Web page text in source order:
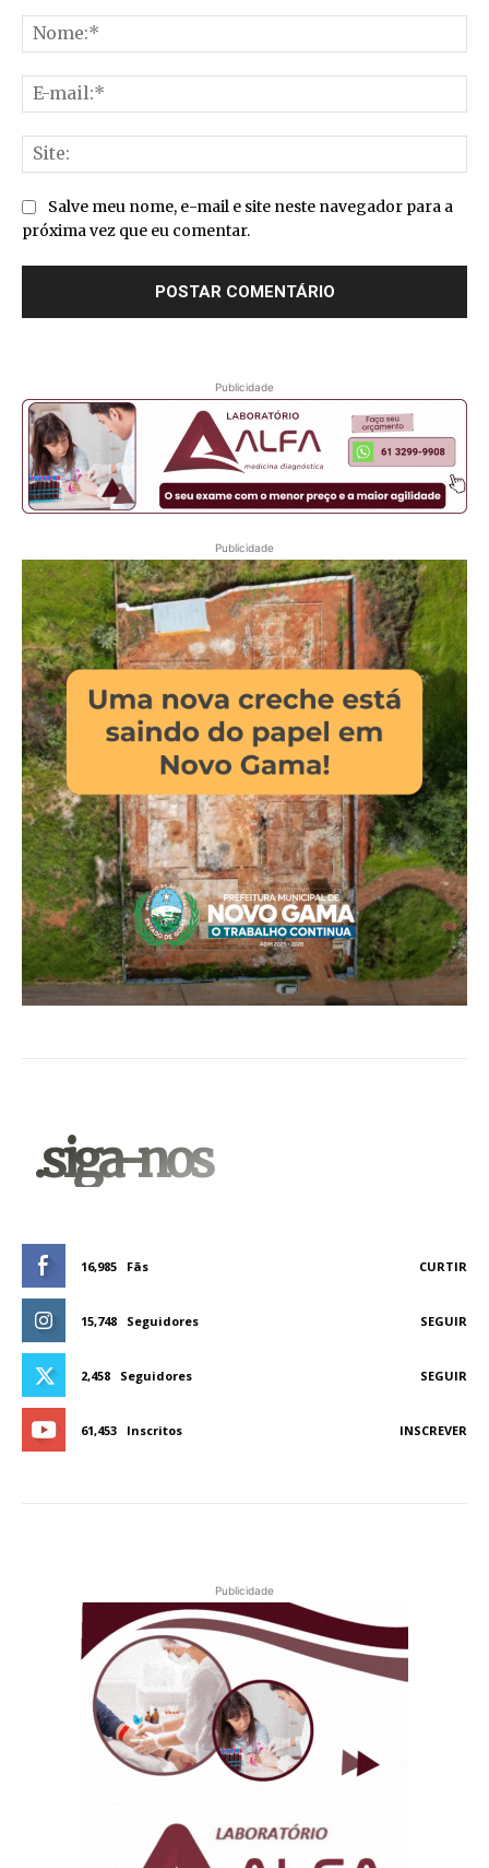
Salve meu nome, e-mail e site neste navegador para a
próxima vez que eu comentar.
Publicidade
Publicidade
.siga-nos
16,985 Fãs CURTIR
15,748 Seguidores SEGUIR
2,458 Seguidores SEGUIR
61,453 Inscritos INSCREVER
Publicidade